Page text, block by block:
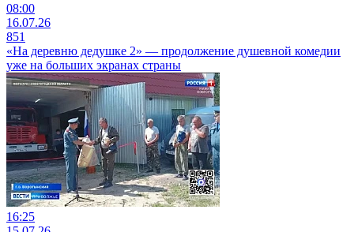
08:00
16.07.26
851
«На деревню дедушке 2» — продолжение душевной комедии
уже на больших экранах страны
16:25